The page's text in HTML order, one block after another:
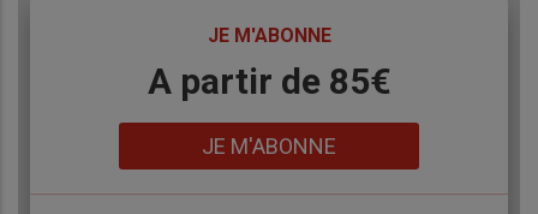
JE M'ABONNE
A partir de 85€
JE M'ABONNE